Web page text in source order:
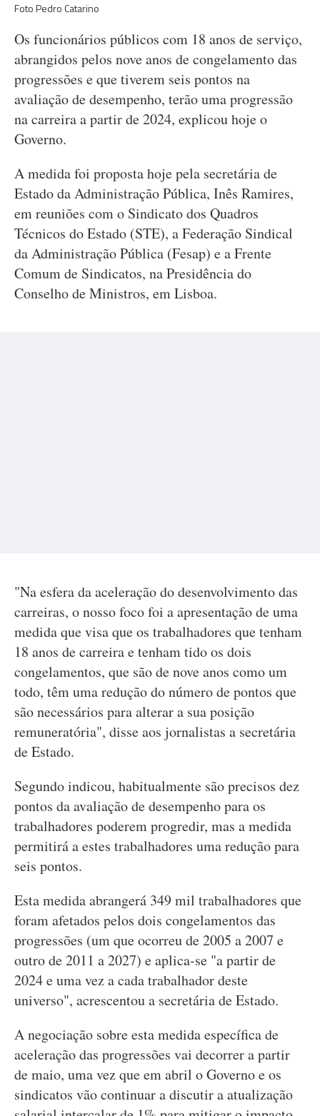
Foto Pedro Catarino
Os funcionários públicos com 18 anos de serviço,
abrangidos pelos nove anos de congelamento das
progressões e que tiverem seis pontos na
avaliação de desempenho, terão uma progressão
na carreira a partir de 2024, explicou hoje o
Governo.
A medida foi proposta hoje pela secretária de
Estado da Administração Pública, Inês Ramires,
em reuniões com o Sindicato dos Quadros
Técnicos do Estado (STE), a Federação Sindical
da Administração Pública (Fesap) e a Frente
Comum de Sindicatos, na Presidência do
Conselho de Ministros, em Lisboa.
"Na esfera da aceleração do desenvolvimento das
carreiras, o nosso foco foi a apresentação de uma
medida que visa que os trabalhadores que tenham
18 anos de carreira e tenham tido os dois
congelamentos, que são de nove anos como um
todo, têm uma redução do número de pontos que
são necessários para alterar a sua posição
remuneratória", disse aos jornalistas a secretária
de Estado.
Segundo indicou, habitualmente são precisos dez
pontos da avaliação de desempenho para os
trabalhadores poderem progredir, mas a medida
permitirá a estes trabalhadores uma redução para
seis pontos.
Esta medida abrangerá 349 mil trabalhadores que
foram afetados pelos dois congelamentos das
progressões (um que ocorreu de 2005 a 2007 e
outro de 2011 a 2027) e aplica-se "a partir de
2024 e uma vez a cada trabalhador deste
universo", acrescentou a secretária de Estado.
A negociação sobre esta medida específica de
aceleração das progressões vai decorrer a partir
de maio, uma vez que em abril o Governo e os
sindicatos vão continuar a discutir a atualização